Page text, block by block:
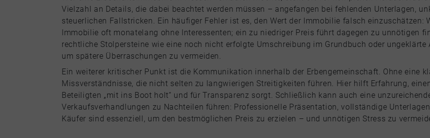
Vielzahl an Details, die dabei beachtet werden müssen – angefangen bei fehlenden Unterlagen,
steuerlichen Fallstricken. Ein häufiger Fehler ist es, den Wert der Immobilie falsch einzuschätzen:
Immobilie oft monatelang ohne Interessenten; ein zu niedriger Preis führt dagegen zu unnötigen
rechtliche Stolpersteine wie eine noch nicht erfolgte Umschreibung im Grundbuch oder
um spätere Überraschungen zu vermeiden.
Ein weiterer kritischer Punkt ist die Kommunikation innerhalb der Erbengemeinschaft. Ohne eine
Missverständnisse, die nicht selten zu langwierigen Streitigkeiten führen. Hier hilft Erfahrung,
Beteiligten „mit ins Boot holt“ und für Transparenz sorgt. Schließlich kann auch eine
Verkaufsverhandlungen zu Nachteilen führen: Professionelle Präsentation, vollständige
Käufer sind essenziell, um den bestmöglichen Preis zu erzielen – und unnötigen Stress zu